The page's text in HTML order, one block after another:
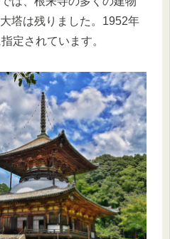
塔は残りました。1952年
定されています。